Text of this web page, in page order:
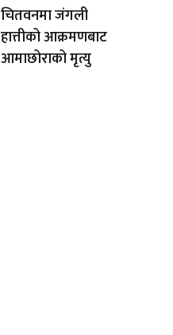
चितवनमा जंगली
हात्तीको आक्रमणबाट
आमाछोराको मृत्यु